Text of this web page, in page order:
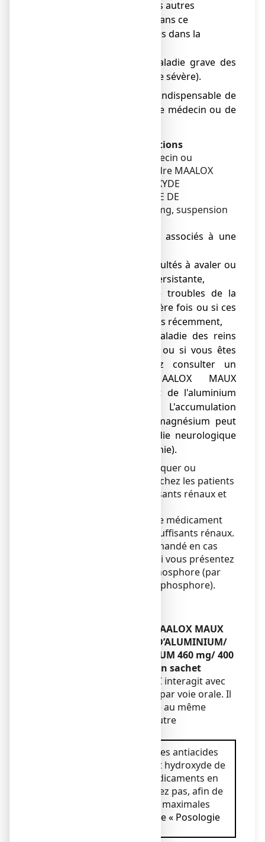
magnésium ou à l’un des autres
composants contenus dans ce
médicament, mentionnés dans la
● si vous avez une maladie grave des
reins (insuffisance rénale sévère).
En cas de doute, il est indispensable de
demander l'avis de votre médecin ou de
Avertissements et précautions
Adressez-vous à votre médecin ou
pharmacien avant de prendre MAALOX
MAUX D’ESTOMAC HYDROXYDE
D’ALUMINIUM/ HYDROXYDE DE
MAGNESIUM 460 mg/ 400 mg, suspension
● si vos troubles sont associés à une
● si vous avez des difficultés à avaler ou
une gêne abdominale persistante,
● si vous souffrez de troubles de la
digestion pour la première fois ou si ces
troubles se sont modifiés récemment,
● si vous avez une maladie des reins
(insuffisance rénale) ou si vous êtes
dialysé, vous devez consulter un
médecin car MAALOX MAUX
D’ESTOMAC contient de l'aluminium
et du magnésium. L'accumulation
d'aluminium et de magnésium peut
entraîner une maladie neurologique
grave (encéphalopathie).
Ce médicament peut provoquer ou
aggraver une constipation chez les patients
à risque tels que les insuffisants rénaux et
L’utilisation prolongée de ce médicament
doit être évitée chez les insuffisants rénaux.
Un avis médical est recommandé en cas
d’utilisation prolongée ou si vous présentez
un risque de manque de phosphore (par
exemple régime pauvre en phosphore).
Autres médicaments et MAALOX MAUX
D’ESTOMAC HYDROXYDE D’ALUMINIUM/
HYDROXYDE DE MAGNESIUM 460 mg/ 400
mg, suspension buvable en sachet
MAALOX MAUX D’ESTOMAC interagit avec
d’autres médicaments pris par voie orale. Il
convient de ne pas prendre au même
moment l'antiacide et un autre
des antiacides
(hydroxyde d'aluminium et hydroxyde de
D'autres médicaments en
contiennent. Ne les associez pas, afin de
ne pas dépasser les doses maximales
voir la rubrique « Posologie